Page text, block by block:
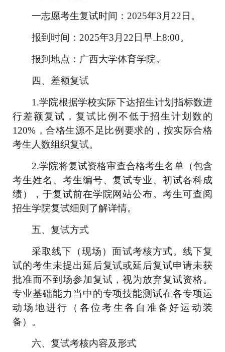
一志愿考生复试时间： 2025年3 月 22 日 。
报到时间： 2025年3 月 22 日早上8:00。
报到地点：广西大学体育学院。
四、 差额复试
1.学院根据学校实际下达招生计划指标数进
行差额复试，复试 比例不低于招生计划数的
120% ，合格生源不足比例要求的，按实际合格
考生人数组织复试。
2.学院将复试资格审查合格考生名单（包含
考生姓名、考生编号、复试专业、初试各科成
绩），于复试前在学院网站公布。考生可查阅
招生学院复试细则了解详情。
五、复试方式
采取线下（现场）面试考核方式。 线下复
试的考生未提出延后复试或延后复试申请未获
批准而不到场参加复试，视为放弃复试资格。
专业基础能力当中的专项技能测试在各专项运
动场地进行（各位考生各自准备好运动装
备）。
六、复试考核内容及形式